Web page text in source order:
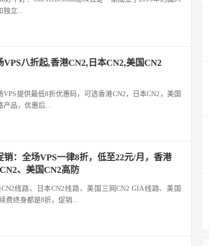
立...
VPS八折起,香港CN2,日本CN2,美国CN2
VPS提供最低8折优惠码，可选香港CN2，日本CN2，美国
品，优惠后...
销：全场VPS一律8折，低至22元/月，香港
、美国CN2高防
线路、日本CN2线路、美国三网CN2 GIA线路、美国
费终身都是8折，促销...